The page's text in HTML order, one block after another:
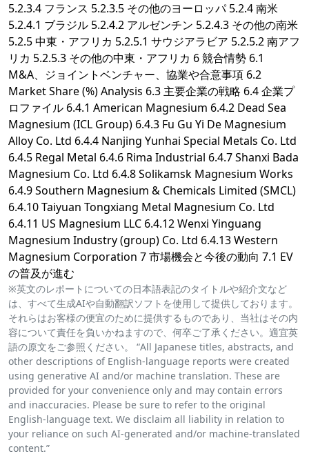
5.2.3.4 フランス 5.2.3.5 その他のヨーロッパ 5.2.4 南米
5.2.4.1 ブラジル 5.2.4.2 アルゼンチン 5.2.4.3 その他の南米
5.2.5 中東・アフリカ 5.2.5.1 サウジアラビア 5.2.5.2 南アフ
リカ 5.2.5.3 その他の中東・アフリカ 6 競合情勢 6.1
M&A、ジョイントベンチャー、協業や合意事項 6.2
Market Share (%) Analysis 6.3 主要企業の戦略 6.4 企業プ
ロファイル 6.4.1 American Magnesium 6.4.2 Dead Sea
Magnesium (ICL Group) 6.4.3 Fu Gu Yi De Magnesium
Alloy Co. Ltd 6.4.4 Nanjing Yunhai Special Metals Co. Ltd
6.4.5 Regal Metal 6.4.6 Rima Industrial 6.4.7 Shanxi Bada
Magnesium Co. Ltd 6.4.8 Solikamsk Magnesium Works
6.4.9 Southern Magnesium & Chemicals Limited (SMCL)
6.4.10 Taiyuan Tongxiang Metal Magnesium Co. Ltd
6.4.11 US Magnesium LLC 6.4.12 Wenxi Yinguang
Magnesium Industry (group) Co. Ltd 6.4.13 Western
Magnesium Corporation 7 市場機会と今後の動向 7.1 EV
の普及が進む
※英文のレポートについての日本語表記のタイトルや紹介文など
は、すべて生成AIや自動翻訳ソフトを使用して提供しております。
それらはお客様の便宜のために提供するものであり、当社はその内
容について責任を負いかねますので、何卒ご了承ください。適宜英
語の原文をご参照ください。 “All Japanese titles, abstracts, and
other descriptions of English-language reports were created
using generative AI and/or machine translation. These are
provided for your convenience only and may contain errors
and inaccuracies. Please be sure to refer to the original
English-language text. We disclaim all liability in relation to
your reliance on such AI-generated and/or machine-translated
content.”